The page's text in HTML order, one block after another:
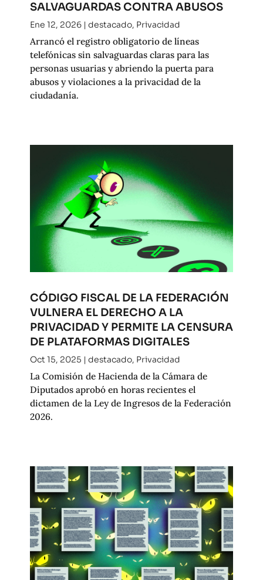
SALVAGUARDAS CONTRA ABUSOS
Ene 12, 2026| destacado, Privacidad
Arrancó el registro obligatorio de líneas
telefónicas sin salvaguardas claras para las
personas usuarias y abriendo la puerta para
abusos y violaciones a la privacidad de la
ciudadanía.
CÓDIGO FISCAL DE LA FEDERACIÓN
VULNERA EL DERECHO A LA
PRIVACIDAD Y PERMITE LA CENSURA
DE PLATAFORMAS DIGITALES
Oct 15, 2025 | destacado, Privacidad
La Comisión de Hacienda de la Cámara de
Diputados aprobó en horas recientes el
dictamen de la Ley de Ingresos de la Federación
2026.